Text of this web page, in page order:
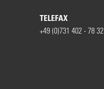
TELEFAX
+49 (0)731 402 - 78 32